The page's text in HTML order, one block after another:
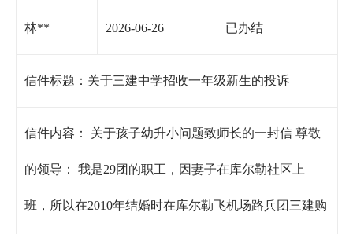
林** 2026-06-26 已办结
信件标题： 关于三建中学招收一年级新生的投诉
信件内容： 关于孩子幼升小问题致师长的一封信 尊敬
的领导： 我是29团的职工，因妻子在库尔勒社区上
班，所以在2010年结婚时在库尔勒飞机场路兵团三建购